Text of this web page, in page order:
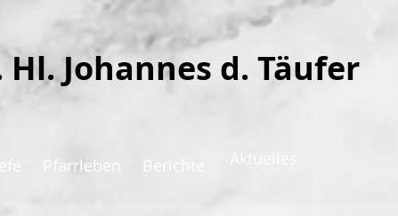
Johannes d. Täufer
Pfarrleben